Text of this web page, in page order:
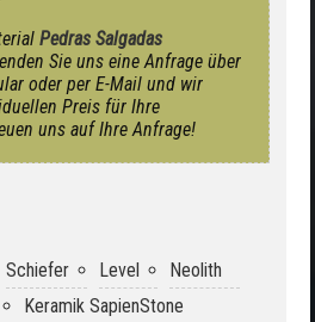
Pedras Salgadas
Sie uns eine Anfrage über
oder per E-Mail und wir
Preis für Ihre
uns auf Ihre Anfrage!
Schiefer Level
Neolith
Keramik SapienStone